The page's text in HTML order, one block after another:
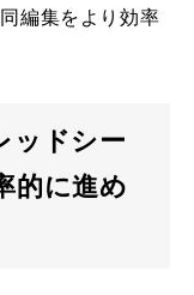
編集をより効率
ッドシー
的に進め